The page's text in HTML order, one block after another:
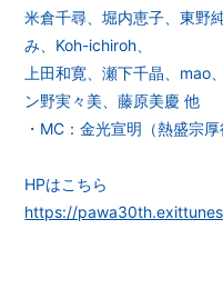
米倉千尋、堀内恵子、東野
み、Koh-ichiroh、
上田和寛、瀬下千晶、mao
ン野実々美、藤原美慶 他
・MC：金光宣明（熱盛宗厚
HPはこちら
https://